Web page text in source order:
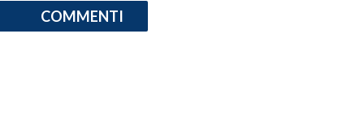
COMMENTI